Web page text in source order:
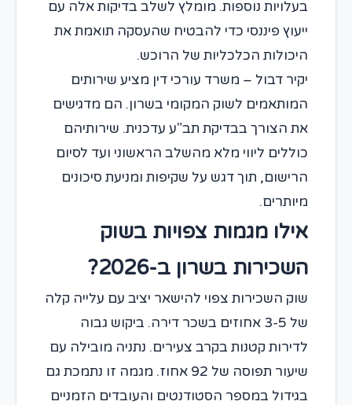
בעלויות נוספות. מומלץ לשלב בדיקות אלה עם
ייעוץ פיננסי כדי להבטיח שהעסקה תואמת את
היכולות הכלכליות של הרוכש.
יקיר דבול – משרד עורכי דין מציע שירותים
המותאמים לשוק המקומי בשרון. הם מדגישים
את הצורך בבדיקת תב"ע עדכנית. שירותיהם
כוללים ליווי מלא מהשלב הראשוני ועד לסיום
הרישום, תוך דגש על שקיפות ומניעת סיכונים
מיותרים.
אילו מגמות צפויות בשוק
השכירות בשרון ב-2026?
שוק השכירות צפוי להישאר יציב עם עלייה קלה
של 3-5 אחוזים בשכר דירה. ביקוש גבוה
לדירות קטנות בקרב צעירים. נתניה מובילה עם
שיעור תפוסה של 92 אחוז. מגמה זו נתמכת גם
בגידול במספר הסטודנטים והעובדים הזמניים